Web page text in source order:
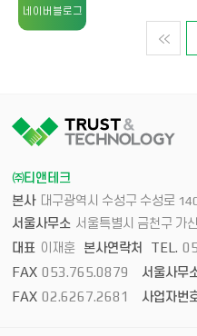
네이버블로그
㈜티앤테크
본사 대구광역시 수성구 수성로
서울사무소 서울특별시 금천구 가
대표 이재훈 본사연락처 TEL.
FAX 053.765.0879 서울사무
FAX 02.6267.2681 사업자번